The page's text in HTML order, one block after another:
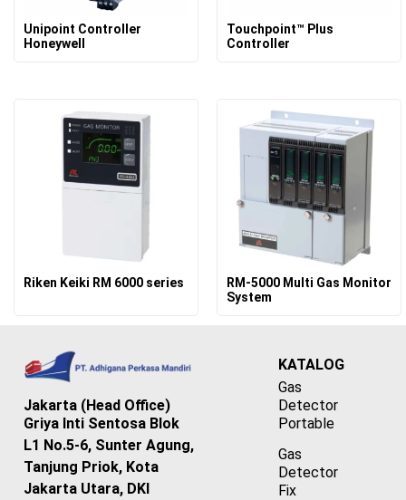
Unipoint Controller
Honeywell
Touchpoint™ Plus
Controller
Riken Keiki RM 6000 series
RM-5000 Multi Gas Monitor
System
Jakarta (Head Office)
Griya Inti Sentosa Blok
L1 No.5-6, Sunter Agung,
Tanjung Priok, Kota
Jakarta Utara, DKI
KATALOG
Gas
Detector
Portable
Gas
Detector
Fix